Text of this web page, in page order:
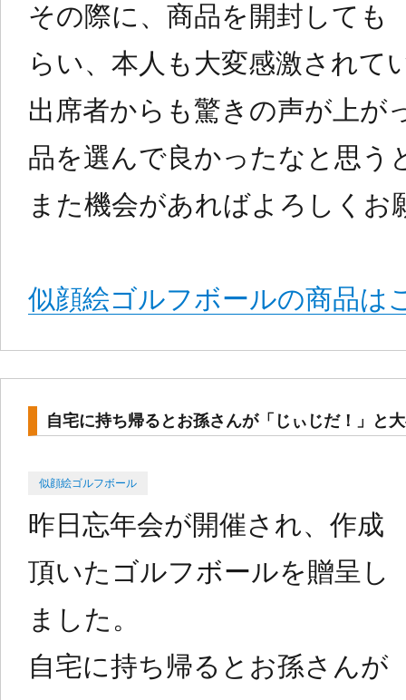
その際に、商品を開封しても
らい、本人も大変感激されて
出席者からも驚きの声が上が
品を選んで良かったなと思う
また機会があればよろしくお
似顔絵ゴルフボールの商品は
自宅に持ち帰るとお孫さんが「じぃじだ！」と
Posted
on
似顔絵ゴルフボール
昨日忘年会が開催され、作成
頂いたゴルフボールを贈呈し
ました。
自宅に持ち帰るとお孫さんが